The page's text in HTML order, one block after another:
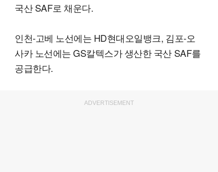
국산 SAF로 채운다.
인천-고베 노선에는 HD현대오일뱅크, 김포-오
사카 노선에는 GS칼텍스가 생산한 국산 SAF를
공급한다.
ADVERTISEMENT